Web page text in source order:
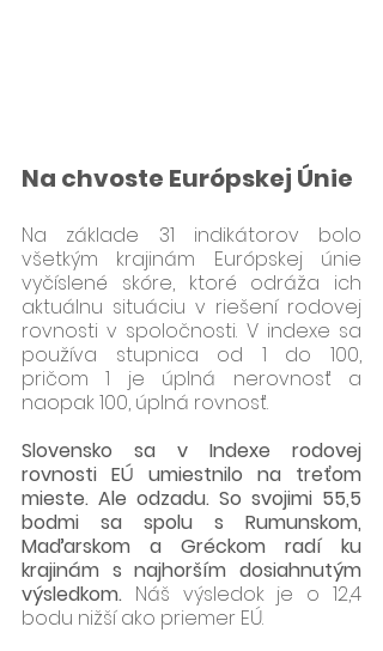
Na chvoste Európskej Únie
Na základe 31 indikátorov bolo
všetkým krajinám Európskej únie
vyčíslené skóre, ktoré odráža ich
aktuálnu situáciu v riešení rodovej
rovnosti v spoločnosti. V indexe sa
používa stupnica od 1 do 100,
pričom 1 je úplná nerovnosť a
naopak 100, úplná rovnosť.
Slovensko sa v Indexe rodovej
rovnosti EÚ umiestnilo na treťom
mieste. Ale odzadu. So svojimi 55,5
bodmi sa spolu s Rumunskom,
Maďarskom a Gréckom radí ku
krajinám s najhorším dosiahnutým
výsledkom. Náš výsledok je o 12,4
bodu nižší ako priemer EÚ.